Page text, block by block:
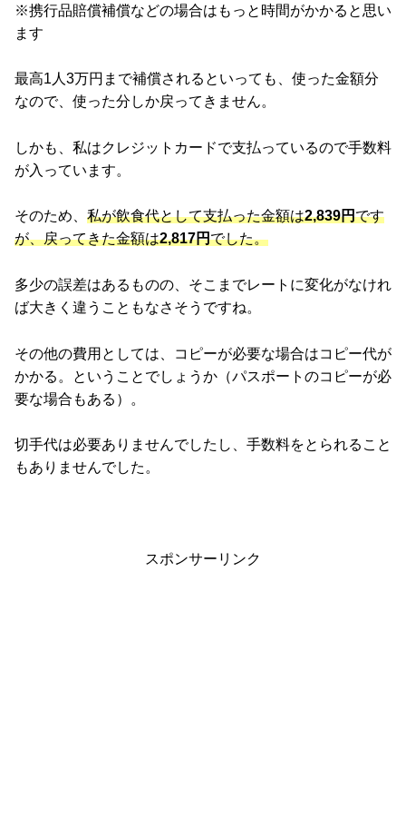
※携行品賠償補償などの場合はもっと時間がかかると思い
ます
最高1人3万円まで補償されるといっても、使った金額分
なので、使った分しか戻ってきません。
しかも、私はクレジットカードで支払っているので手数料
が入っています。
そのため、 私が飲食代として支払った金額は2,839円です
が、戻ってきた金額は2,817円でした。
多少の誤差はあるものの、そこまでレートに変化がなけれ
ば大きく違うこともなさそうですね。
その他の費用としては、コピーが必要な場合はコピー代が
かかる。ということでしょうか（パスポートのコピーが必
要な場合もある）。
切手代は必要ありませんでしたし、手数料をとられること
もありませんでした。
スポンサーリンク